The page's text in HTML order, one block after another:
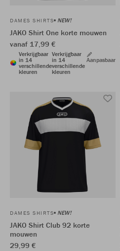
DAMES SHIRTS NEW!
JAKO Shirt One korte mouwen
vanaf 17,99 €
Verkrijgbaar
in 14
verschillende
kleuren
Verkrijgbaar
in 14
verschillende
kleuren
Aanpasbaar
DAMES SHIRTS NEW!
JAKO Shirt Club 92 korte
mouwen
29,99 €